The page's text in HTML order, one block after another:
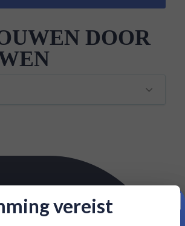
DOOR
vereist
je eerste korting!